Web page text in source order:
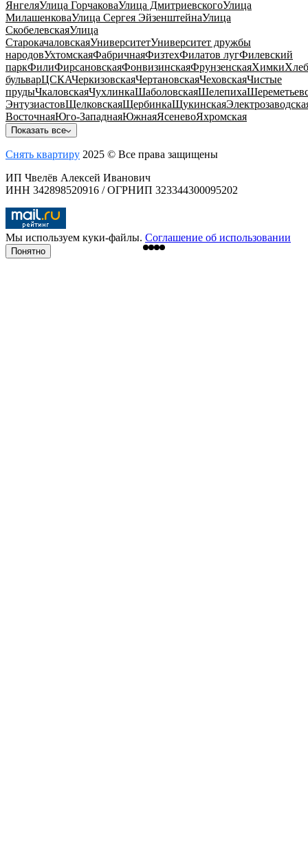
ЯнгеляУлица ГорчаковаУлица ДмитриевскогоУлица
МилашенковаУлица Сергея ЭйзенштейнаУлица
СкобелевскаяУлица
СтарокачаловскаяУниверситетУниверситет дружбы
народовУхтомскаяФабричнаяФизтехФилатов лугФилевский
паркФилиФирсановскаяФонвизинскаяФрунзенскаяХимки
бульварЦСКАЧеркизовскаяЧертановскаяЧеховскаяЧистые
прудыЧкаловскаяЧухлинкаШаболовскаяШелепиха
ЭнтузиастовЩелковскаяЩербинкаЩукинская
ВосточнаяЮго-ЗападнаяЮжнаяЯсеневоЯхромская
Показать все
Снять квартиру 2025 © Все права защищены
ИП Чвелёв Алексей Иванович
ИНН 342898520916 / ОГРНИП 323344300095202
Мы используем куки-файлы. Соглашение об использовании
Понятно